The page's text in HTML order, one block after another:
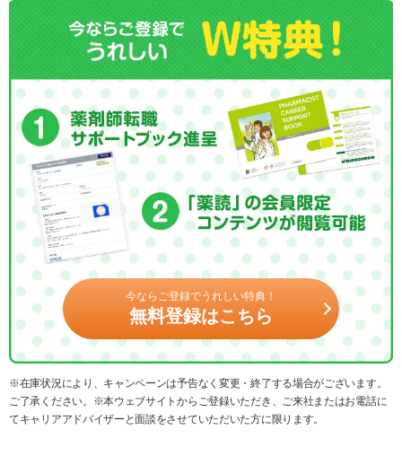
今ならご登録でうれしい特典！
無料登録はこちら
※在庫状況により、キャンペーンは予告なく変更・終了する場合がございます。
ご了承ください。※本ウェブサイトからご登録いただき、ご来社またはお電話に
てキャリアアドバイザーと面談をさせていただいた方に限ります。